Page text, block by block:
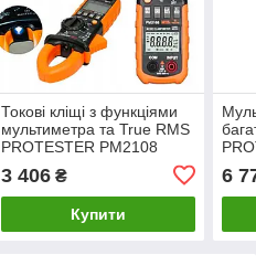
Токові кліщі з функціями
мультиметра та True RMS
PROTESTER PM2108
3 406₴
Купити
6